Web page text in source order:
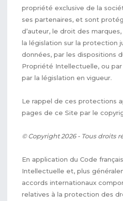
propriété exclusive de la
ses partenaires, et sont
d’auteur, le droit des
la législation sur la protection
données, par les dispositions
Propriété Intellectuelle, ou
par la législation en vigueur.
Le rappel de ces protections
pages de ce Site par le
© Copyright 2026 - Tous droits
En application du Code
Intellectuelle et, plus
accords internationaux
relatives à la protection des